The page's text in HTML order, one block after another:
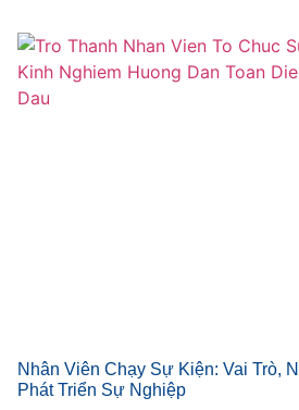
Nhân Viên Chạy Sự Kiện: Vai Trò,
Phát Triển Sự Nghiệp